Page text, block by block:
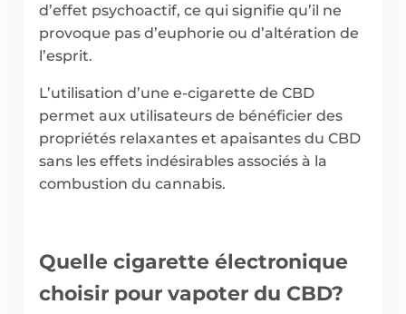
d’effet psychoactif, ce qui signifie qu’il ne
provoque pas d’euphorie ou d’altération de
l’esprit.
L’utilisation d’une e-cigarette de CBD
permet aux utilisateurs de bénéficier des
propriétés relaxantes et apaisantes du CBD
sans les effets indésirables associés à la
combustion du cannabis.
Quelle cigarette électronique
choisir pour vapoter du CBD?